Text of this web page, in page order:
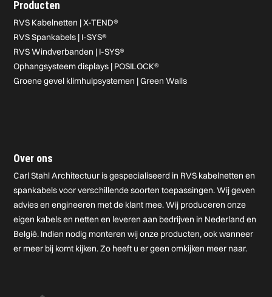
Producten
RVS Kabelnetten | X-TEND®
RVS Spankabels | I-SYS®
RVS Windverbanden | I-SYS®
Ophangsysteem displays | POSILOCK®
Groene gevel klimhulpsystemen | Green Walls
Over ons
Carl Stahl Architectuur is gespecialiseerd in RVS kabelnetten en
spankabels voor verschillende soorten toepassingen. Wij geven
advies en engineeren met de klant mee. Wij produceren onze
eigen kabels en netten en leveren aan bedrijven in Nederland en
België. Indien nodig monteren wij onze producten, ook wanneer
er meer bij komt kijken. Zo heeft u er geen omkijken meer naar.